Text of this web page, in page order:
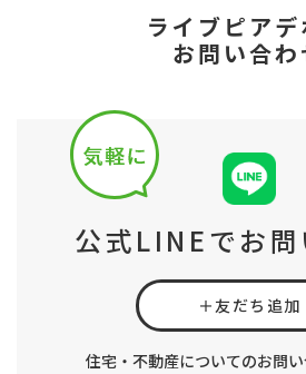
ライブピアデ
お問い合わ
公式LINEでお問
＋友だち追加
住宅・不動産についてのお問